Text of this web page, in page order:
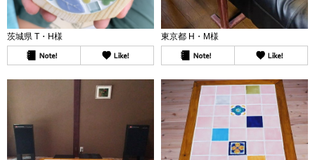
茨城県 T・H様 東京都 H・M様